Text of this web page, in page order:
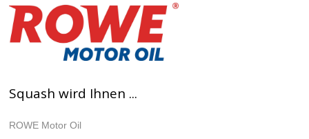
Squash wird Ihnen ...
ROWE Motor Oil